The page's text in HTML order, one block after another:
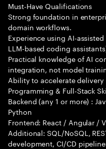
Must-Have Qualifications
Strong foundation in
domain workflows.
Experience using AI-
LLM-based coding
Practical knowledge of AI
integration, not model
Ability to accelerate
Programming & Full-Stack
Backend (any 1 or more) :
Python
Frontend: React / Angular /
Additional: SQL/NoSQL,
development, CI/CD